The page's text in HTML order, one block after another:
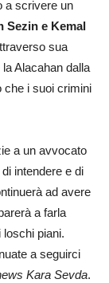
a scrivere un
Sezin e Kemal
sua
Alacahan dalla
che i suoi crimini
a un avvocato
intendere e di
ad avere
a farla
piani.
a seguirci
Kara Sevda.